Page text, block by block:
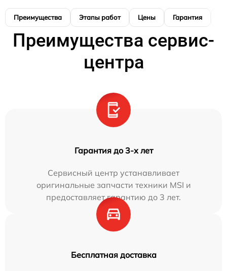
Преимущества Этапы работ Цены Гарантия
Преимущества сервис-
центра
Гарантия до 3-х лет
Сервисный центр устанавливает
оригинальные запчасти техники MSI и
предоставляет гарантию до 3 лет.
Бесплатная доставка